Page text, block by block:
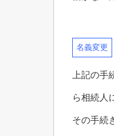
名義変更
上記の
ら相続人
その手続